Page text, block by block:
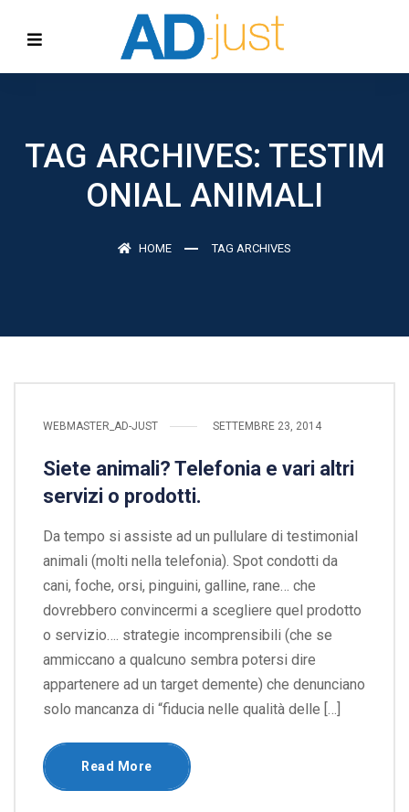
TAG ARCHIVES: TESTIM
ONIAL ANIMALI
HOME TAG ARCHIVES
WEBMASTER_AD-JUST SETTEMBRE 23, 2014
Siete animali? Telefonia e vari altri
servizi o prodotti.
Da tempo si assiste ad un pullulare di testimonial
animali (molti nella telefonia). Spot condotti da
cani, foche, orsi, pinguini, galline, rane… che
dovrebbero convincermi a scegliere quel prodotto
o servizio…. strategie incomprensibili (che se
ammiccano a qualcuno sembra potersi dire
appartenere ad un target demente) che denunciano
solo mancanza di “fiducia nelle qualità delle […]
Read More